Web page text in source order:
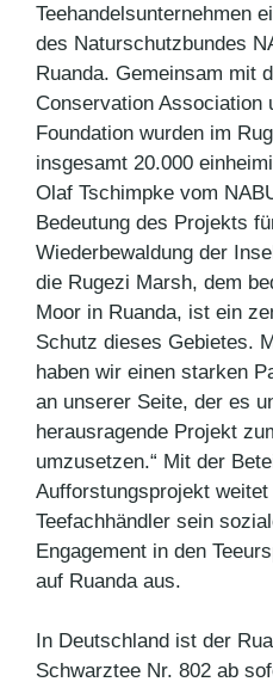
Teehandelsunternehmen
des Naturschutzbundes
Ruanda. Gemeinsam mit
Conservation Association
Foundation wurden im
insgesamt 20.000
Olaf Tschimpke vom
Bedeutung des Projekts
Wiederbewaldung der
die Rugezi Marsh, dem
Moor in Ruanda, ist ein
Schutz dieses Gebietes.
haben wir einen starken
an unserer Seite, der es
herausragende Projekt
umzusetzen.“ Mit der
Aufforstungsprojekt
Teefachhändler sein
Engagement in den
auf Ruanda aus.
In Deutschland ist der
Schwarztee Nr. 802 ab